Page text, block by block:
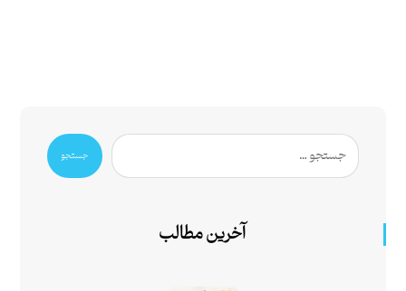
جستجو
آخرین مطالب